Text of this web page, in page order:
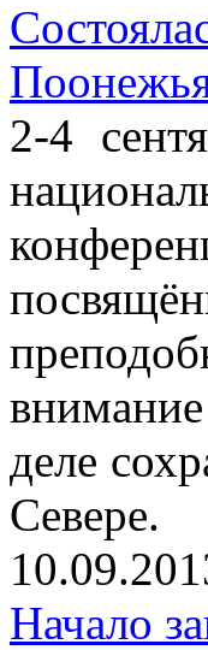
2-4
деле
Севере.
Начало